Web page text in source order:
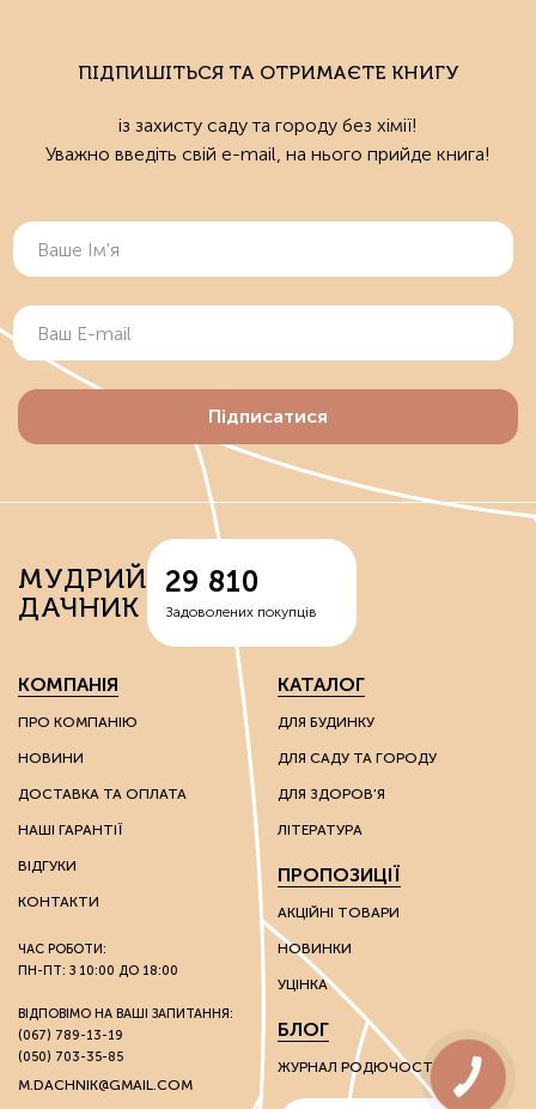
ПІДПИШІТЬСЯ ТА ОТРИМАЄТЕ КНИГУ
із захисту саду та городу без хімії!
Уважно введіть свій e-mail, на нього прийде книга!
Підписатися
МУДРИЙ
ДАЧНИК
29 810
Задоволених покупців
КОМПАНІЯ
ПРО КОМПАНІЮ
НОВИНИ
ДОСТАВКА ТА ОПЛАТА
НАШІ ГАРАНТІЇ
ВІДГУКИ
КОНТАКТИ
ЧАС РОБОТИ:
ПН-ПТ: З 10:00 ДО 18:00
ВІДПОВІМО НА ВАШІ ЗАПИТАННЯ:
(067) 789-13-19
(050) 703-35-85
M.DACHNIK@GMAIL.COM
КАТАЛОГ
ДЛЯ БУДИНКУ
ДЛЯ САДУ ТА ГОРОДУ
ДЛЯ ЗДОРОВ'Я
ЛІТЕРАТУРА
ПРОПОЗИЦІЇ
АКЦІЙНІ ТОВАРИ
НОВИНКИ
УЦІНКА
БЛОГ
ЖУРНАЛ РОДЮЧОСТІ